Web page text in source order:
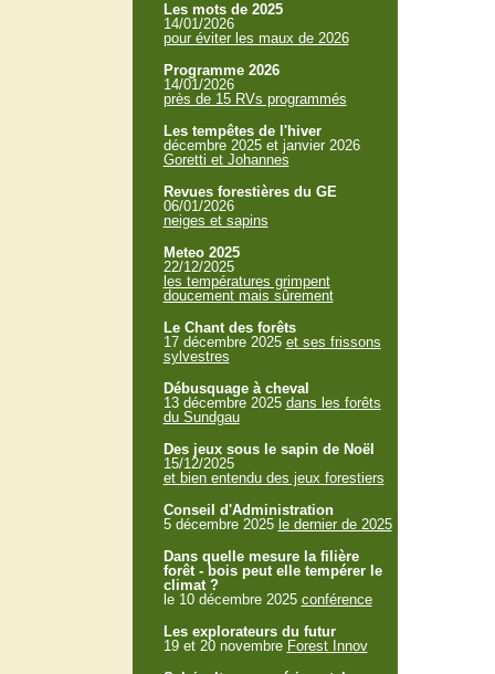
Les mots de 2025
14/01/2026
pour éviter les maux de 2026
Programme 2026
14/01/2026
près de 15 RVs programmés
Les tempêtes de l'hiver
décembre 2025 et janvier 2026
Goretti et Johannes
Revues forestières du GE
06/01/2026
neiges et sapins
Meteo 2025
22/12/2025
les températures grimpent
doucement mais sûrement
Le Chant des forêts
17 décembre 2025 et ses frissons
sylvestres
Débusquage à cheval
13 décembre 2025 dans les forêts
du Sundgau
Des jeux sous le sapin de Noël
15/12/2025
et bien entendu des jeux forestiers
Conseil d'Administration
5 décembre 2025 le dernier de 2025
Dans quelle mesure la filière
forêt - bois peut elle tempérer le
climat ?
le 10 décembre 2025 conférence
Les explorateurs du futur
19 et 20 novembre Forest Innov